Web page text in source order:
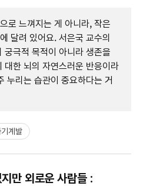
로 느껴지는 게 아니라, 작은
달려 있어요. 서은국 교수의
궁극적 목적이 아니라 생존을
대한 뇌의 자연스러운 반응이라
누리는 습관이 중요하다는 거
기계발
만 외로운 사람들 :